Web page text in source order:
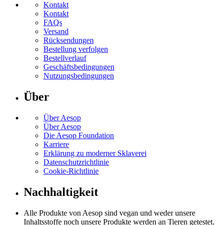
Kontakt
Kontakt
FAQs
Versand
Rücksendungen
Bestellung verfolgen
Bestellverlauf
Geschäftsbedingungen
Nutzungsbedingungen
Über
Über Aesop
Über Aesop
Die Aesop Foundation
Karriere
Erklärung zu moderner Sklaverei
Datenschutzrichtlinie
Cookie-Richtlinie
Nachhaltigkeit
Alle Produkte von Aesop sind vegan und weder unsere
Inhaltsstoffe noch unsere Produkte werden an Tieren getestet.